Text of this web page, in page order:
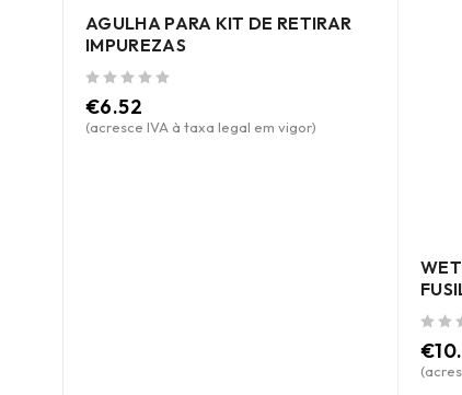
AGULHA PARA KIT DE RETIRAR
IMPUREZAS
€6.52
(acresce IVA à taxa legal em vigor)
€